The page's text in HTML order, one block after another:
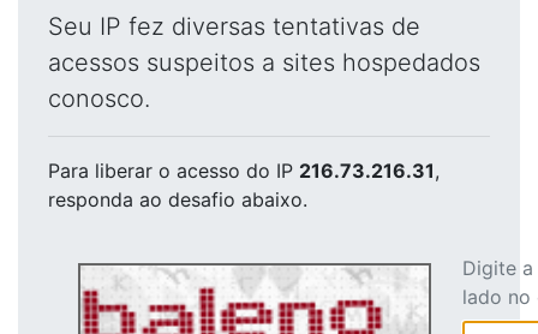
Seu IP fez diversas tentativas de
acessos suspeitos a sites hospedados
conosco.
Para liberar o acesso do IP 216.73.216.31,
responda ao desafio abaixo.
Digite
lado no